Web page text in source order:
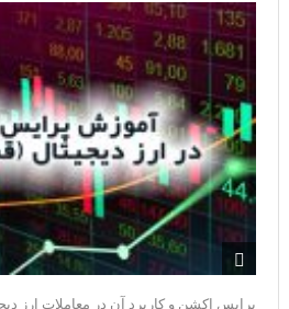
پرایس اکشن و کاربرد آن در معاملات ارز